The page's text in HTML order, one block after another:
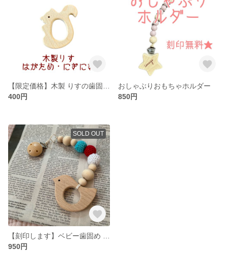
400円
おしゃぶりおもちゃホルダー
850円
SOLD OUT
950円